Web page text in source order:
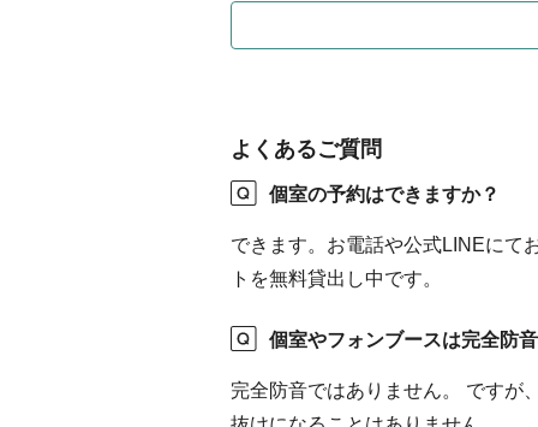
よくあるご質問
個室の予約はできますか？
できます。お電話や公式LINEにて
トを無料貸出し中です。
個室やフォンブースは完全防
完全防音ではありません。 ですが